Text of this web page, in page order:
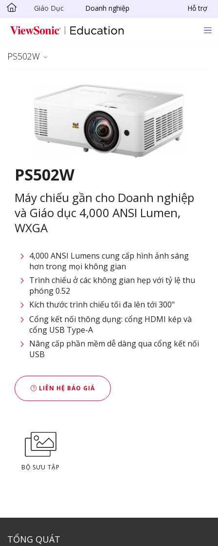
Chuyển đến nội dung chính
Giáo Dục Doanh nghiệp Hỗ trợ
PS502W
PS502W
Máy chiếu gần cho Doanh nghiệp
và Giáo dục 4,000 ANSI Lumen,
WXGA​
4,000 ANSI Lumens cung cấp hình ảnh sáng
hơn trong mọi không gian
Trình chiếu ở các không gian hẹp với tỷ lệ thu
phóng 0.52
Kích thước trình chiếu tối đa lên tới 300"
Cổng kết nối thông dụng: cổng HDMI kép và
cổng USB Type-A
Nâng cấp phần mềm dễ dàng qua cổng kết nối
USB
LIÊN HỆ BÁO GIÁ
BỘ SƯU TẬP
TỔNG QUÁT